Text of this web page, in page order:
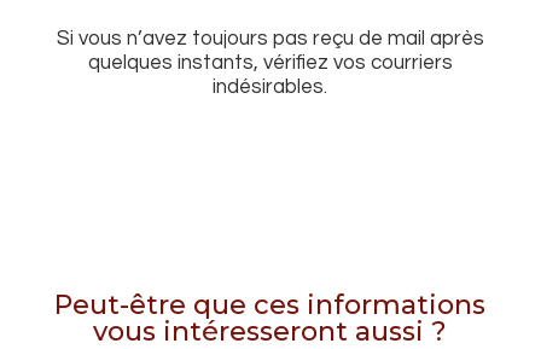
Si vous n’avez toujours pas reçu de mail après
quelques instants, vérifiez vos courriers
indésirables.
Peut-être que ces informations
vous intéresseront aussi ?